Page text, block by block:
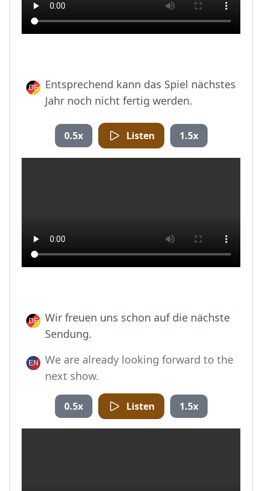
Entsprechend kann das Spiel nächstes
Jahr noch nicht fertig werden.
0.5x Listen 1.5x
Wir freuen uns schon auf die nächste
Sendung.
We are already looking forward to the
next show.
0.5x Listen 1.5x